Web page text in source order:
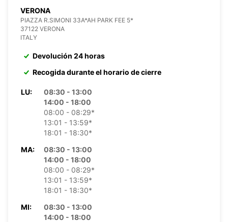
VERONA
PIAZZA R.SIMONI 33A*AH PARK FEE 5*
37122 VERONA
ITALY
Devolución 24 horas
Recogida durante el horario de cierre
LU:
08:30 - 13:00
14:00 - 18:00
08:00 - 08:29*
13:01 - 13:59*
18:01 - 18:30*
MA:
08:30 - 13:00
14:00 - 18:00
08:00 - 08:29*
13:01 - 13:59*
18:01 - 18:30*
MI:
08:30 - 13:00
14:00 - 18:00